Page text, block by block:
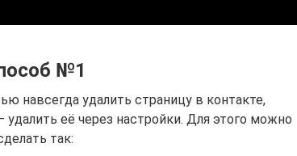
№1
навсегда удалить страницу в контакте,
её через настройки. Для этого можно
так: